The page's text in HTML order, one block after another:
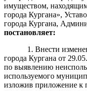
имуществом,
города Кургана»,
города Кургана,
постановляет:
1. Внести
города Кургана от
по выявлению
используемого
изложив приложение к